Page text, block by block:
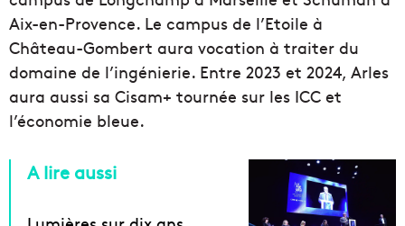
Aix-en-Provence. Le campus de l’Etoile à
Château-Gombert aura vocation à traiter du
domaine de l’ingénierie. Entre 2023 et 2024, Arles
aura aussi sa Cisam+ tournée sur les ICC et
l’économie bleue.
A lire aussi